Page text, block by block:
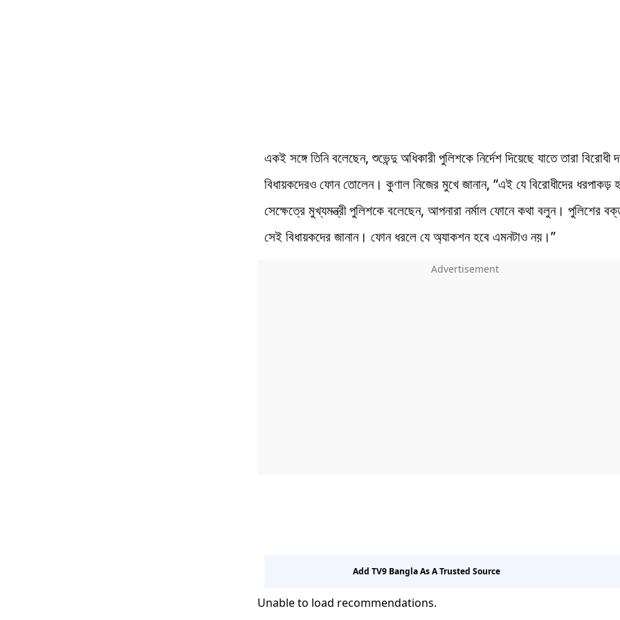
একই সঙ্গে তিনি বলেছেন, শুভেন্দু অধিকারী পুলিশকে নির্দেশ দিয়েছে যাতে তারা বিরোধী
বিধায়কদেরও ফোন তোলেন। কুণাল নিজের মুখে জানান, “এই যে বিরোধীদের ধরপাকড়
সেক্ষেত্রে মুখ্যমন্ত্রী পুলিশকে বলেছেন, আপনারা নর্মাল ফোনে কথা বলুন। পুলিশের
সেই বিধায়কদের জানান। ফোন ধরলে যে অ্যাকশন হবে এমনটাও নয়।”
Add TV9 Bangla As A Trusted Source
Unable to load recommendations.